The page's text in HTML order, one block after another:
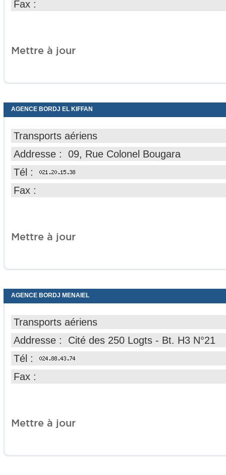
Fax :
Mettre à jour
AGENCE BORDJ EL KIFFAN
Transports aériens
Addresse : 09, Rue Colonel Bougara
Tél :
Fax :
Mettre à jour
AGENCE BORDJ MENAIEL
Transports aériens
Addresse : Cité des 250 Logts - Bt. H3 N°21
Tél :
Fax :
Mettre à jour